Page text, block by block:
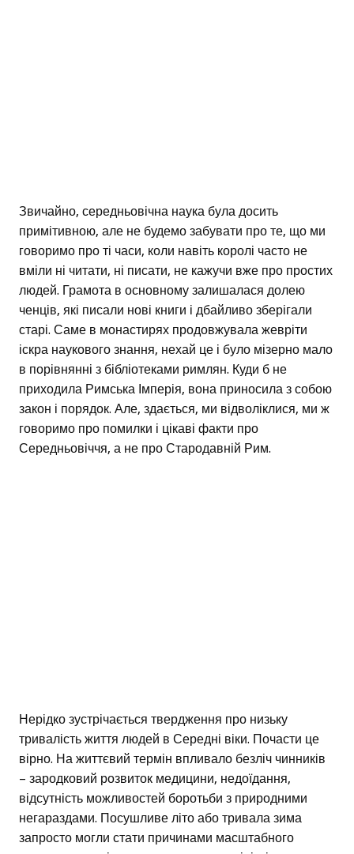
Звичайно, середньовічна наука була досить
примітивною, але не будемо забувати про те, що ми
говоримо про ті часи, коли навіть королі часто не
вміли ні читати, ні писати, не кажучи вже про простих
людей. Грамота в основному залишалася долею
ченців, які писали нові книги і дбайливо зберігали
старі. Саме в монастирях продовжувала жевріти
іскра наукового знання, нехай це і було мізерно мало
в порівнянні з бібліотеками римлян. Куди б не
приходила Римська Імперія, вона приносила з собою
закон і порядок. Але, здається, ми відволіклися, ми ж
говоримо про помилки і цікаві факти про
Середньовіччя, а не про Стародавній Рим.
Нерідко зустрічається твердження про низьку
тривалість життя людей в Середні віки. Почасти це
вірно. На життєвий термін впливало безліч чинників
– зародковий розвиток медицини, недоїдання,
відсутність можливостей боротьби з природними
негараздами. Посушливе літо або тривала зима
запросто могли стати причинами масштабного